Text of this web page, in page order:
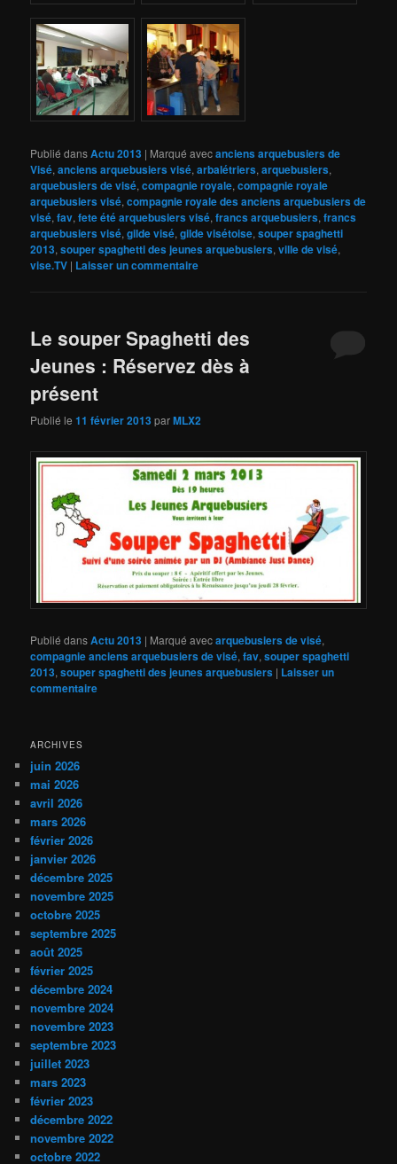
Publié dansActu 2013 | Marqué avecanciens arquebusiers de
Visé,anciens arquebusiers visé,arbalétriers,arquebusiers,
arquebusiers de visé,compagnie royale,compagnie royale
arquebusiers visé,compagnie royale des anciens arquebusiers de
visé,fav,fete été arquebusiers visé,francs arquebusiers,francs
arquebusiers visé,gilde visé,gilde visétoise,souper spaghetti
2013,souper spaghetti des jeunes arquebusiers,ville de visé,
vise.TV | Laisser un commentaire
Le souper Spaghetti des
Jeunes : Réservez dès à
présent
Publié le11 février 2013parMLX2
Publié dansActu 2013 | Marqué avecarquebusiers de visé,
compagnie anciens arquebusiers de visé,fav,souper spaghetti
2013,souper spaghetti des jeunes arquebusiers | Laisser un
commentaire
ARCHIVES
juin 2026
mai 2026
avril 2026
mars 2026
février 2026
janvier 2026
décembre 2025
novembre 2025
octobre 2025
septembre 2025
août 2025
février 2025
décembre 2024
novembre 2024
novembre 2023
septembre 2023
juillet 2023
mars 2023
février 2023
décembre 2022
novembre 2022
octobre 2022